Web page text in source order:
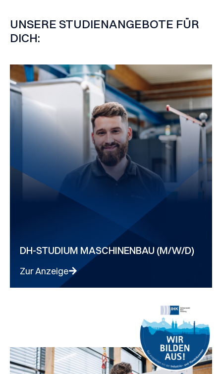
UNSERE STUDIENANGEBOTE FÜR
DICH:
DH-STUDIUM MASCHINENBAU (M/W/D)
Zur Anzeige